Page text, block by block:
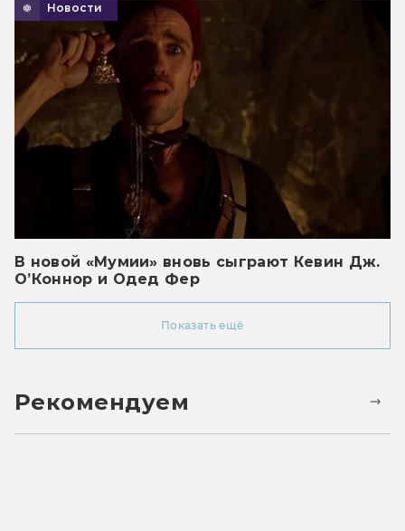
Новости
В новой «Мумии» вновь сыграют Кевин Дж.
О’Коннор и Одед Фер
Показать ещё
Рекомендуем